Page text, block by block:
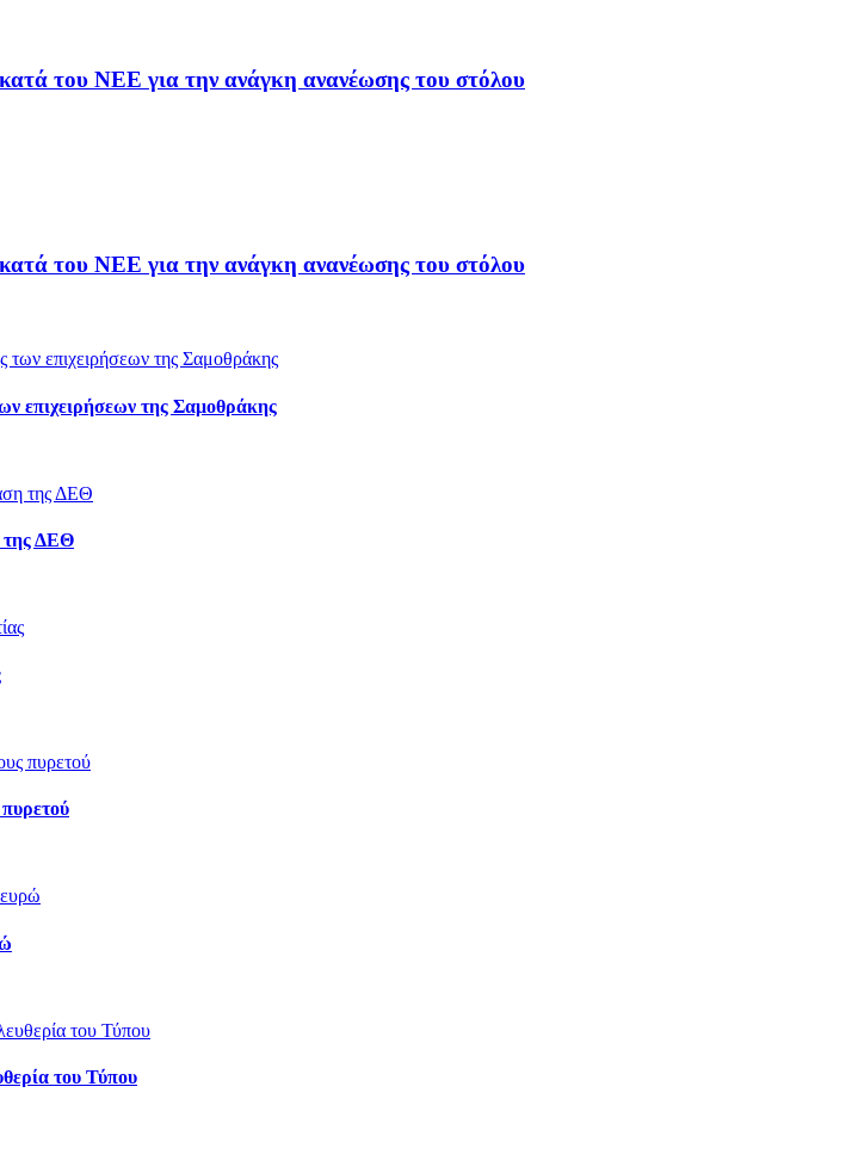
του ΝΕΕ για την ανάγκη ανανέωσης του στόλου
του ΝΕΕ για την ανάγκη ανανέωσης του στόλου
επιχειρήσεων της Σαμοθράκης
της ΔΕΘ
του Τύπου